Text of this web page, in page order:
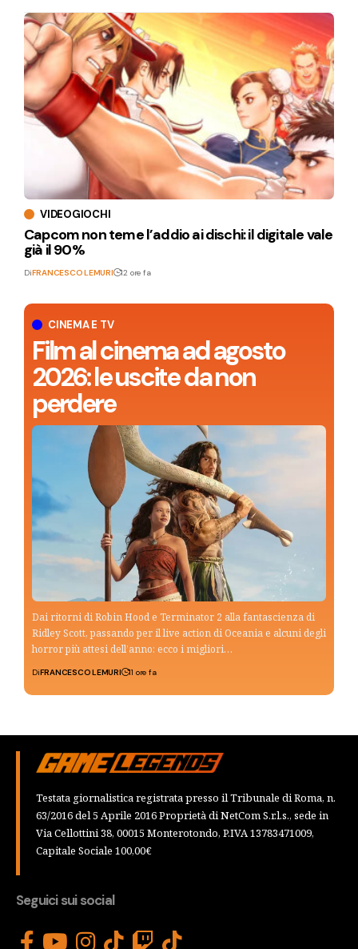
CINEMA E TV
Film al cinema ad agosto
2026: le uscite da non
perdere
Dai ritorni di Robin Hood e Terminator 2 alla fantascienza di
Ridley Scott, passando per il live action di Oceania e alcuni degli
horror più attesi dell’anno: ecco i migliori…
DiFRANCESCO LEMURI 11 ore fa
VIDEOGIOCHI
Capcom non teme l’addio ai dischi: il digitale vale
già il 90%
DiFRANCESCO LEMURI 12 ore fa
Testata giornalistica registrata presso il Tribunale di Roma, n.
63/2016 del 5 Aprile 2016 Proprietà di NetCom S.r.l.s., sede in
Via Cellottini 38, 00015 Monterotondo, P.IVA 13783471009,
Capitale Sociale 100,00€
Seguici sui social